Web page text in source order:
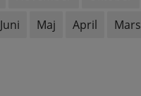
Juni Maj April Mars